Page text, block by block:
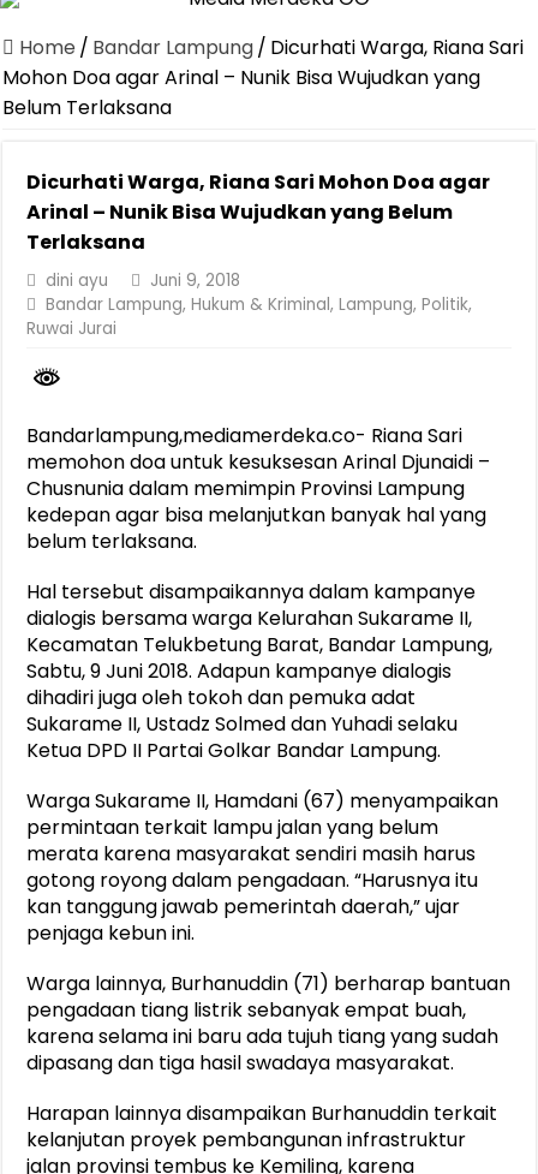
Dirut Jasa Raharja Dampingi Wamenhub Tinjau Penanganan
Pastikan Pelayanan Maksimal, Direksi Jasa Raharja Tinjau Korban
Dirut Jasa Raharja Dampingi Wamenhub Tinjau Penanganan
Gelar Audiensi, Jasa Raharja dan Kementerian PANRB Perkuat
Berkontribusi terhadap Keselamatan dan Mobilitas Masyarakat,
Jasa Raharja dan Korlantas Polri Ajak Masyarakat Akhiri Lawan
FLLAJ Kabupaten Tanggamus Perkuat Sinergi Keselamatan Lalu
Home / Bandar Lampung/ Dicurhati Warga, Riana Sari
Mohon Doa agar Arinal – Nunik Bisa Wujudkan yang
Belum Terlaksana
Dicurhati Warga, Riana Sari Mohon Doa agar
Arinal – Nunik Bisa Wujudkan yang Belum
Terlaksana
dini ayu
Juni 9, 2018
Bandar Lampung,Hukum & Kriminal,Lampung,Politik,
Ruwai Jurai
Bandarlampung,mediamerdeka.co- Riana Sari
memohon doa untuk kesuksesan Arinal Djunaidi –
Chusnunia dalam memimpin Provinsi Lampung
kedepan agar bisa melanjutkan banyak hal yang
belum terlaksana.
Hal tersebut disampaikannya dalam kampanye
dialogis bersama warga Kelurahan Sukarame II,
Kecamatan Telukbetung Barat, Bandar Lampung,
Sabtu, 9 Juni 2018. Adapun kampanye dialogis
dihadiri juga oleh tokoh dan pemuka adat
Sukarame II, Ustadz Solmed dan Yuhadi selaku
Ketua DPD II Partai Golkar Bandar Lampung.
Warga Sukarame II, Hamdani (67) menyampaikan
permintaan terkait lampu jalan yang belum
merata karena masyarakat sendiri masih harus
gotong royong dalam pengadaan. “Harusnya itu
kan tanggung jawab pemerintah daerah,” ujar
penjaga kebun ini.
Warga lainnya, Burhanuddin (71) berharap bantuan
pengadaan tiang listrik sebanyak empat buah,
karena selama ini baru ada tujuh tiang yang sudah
dipasang dan tiga hasil swadaya masyarakat.
Harapan lainnya disampaikan Burhanuddin terkait
kelanjutan proyek pembangunan infrastruktur
jalan provinsi tembus ke Kemiling, karena